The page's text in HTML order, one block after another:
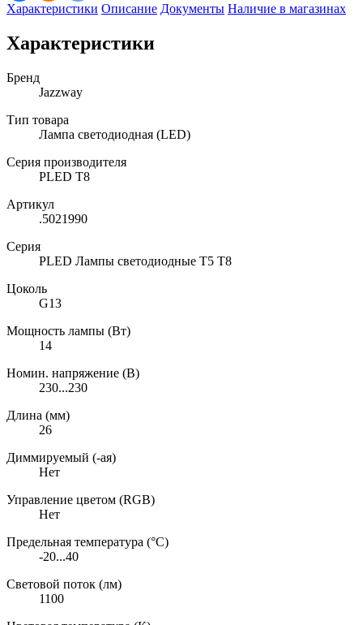
Характеристики Описание Документы Наличие в магазинах
Характеристики
Бренд
Jazzway
Тип товара
Лампа светодиодная (LED)
Серия производителя
PLED T8
Артикул
.5021990
Серия
PLED Лампы светодиодные Т5 Т8
Цоколь
G13
Мощность лампы (Вт)
14
Номин. напряжение (В)
230...230
Длина (мм)
26
Диммируемый (-ая)
Нет
Управление цветом (RGB)
Нет
Предельная температура (°C)
-20...40
Световой поток (лм)
1100